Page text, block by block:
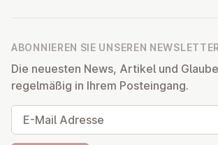
ABONNIEREN SIE UNSEREN NEWSLETTER
Die neuesten News, Artikel und
regelmäßig in Ihrem Posteingang.
E-Mail Adresse